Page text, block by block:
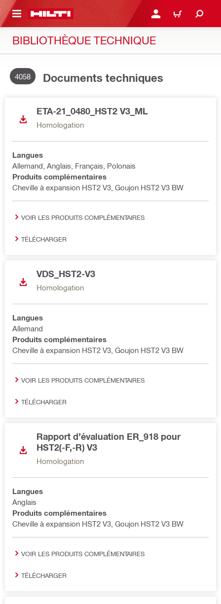
CONTENT CONNEXION OU
PANIER
BIBLIOTHÈQUE TECHNIQUE
4058 Documents techniques
ETA-21_0480_HST2 V3_ML
Homologation
Langues
Allemand, Anglais, Français, Polonais
Produits complémentaires
Cheville à expansion HST2 V3, Goujon HST2 V3 BW
VOIR LES PRODUITS COMPLÉMENTAIRES
TÉLÉCHARGER
VDS_HST2-V3
Homologation
Langues
Allemand
Produits complémentaires
Cheville à expansion HST2 V3, Goujon HST2 V3 BW
VOIR LES PRODUITS COMPLÉMENTAIRES
TÉLÉCHARGER
Rapport d’évaluation ER_918 pour
HST2(-F,-R) V3
Homologation
Langues
Anglais
Produits complémentaires
Cheville à expansion HST2 V3, Goujon HST2 V3 BW
VOIR LES PRODUITS COMPLÉMENTAIRES
TÉLÉCHARGER